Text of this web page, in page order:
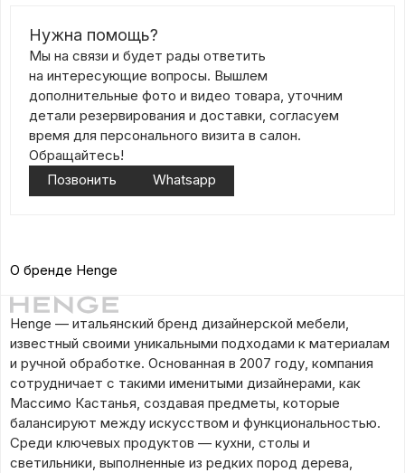
Нужна помощь?
Мы на связи и будет рады ответить
на интересующие вопросы. Вышлем
дополнительные фото и видео товара, уточним
детали резервирования и доставки, согласуем
время для персонального визита в салон.
Обращайтесь!
Позвонить
Whatsapp
О бренде Henge
Henge — итальянский бренд дизайнерской мебели,
известный своими уникальными подходами к материалам
и ручной обработке. Основанная в 2007 году, компания
сотрудничает с такими именитыми дизайнерами, как
Массимо Кастанья, создавая предметы, которые
балансируют между искусством и функциональностью.
Среди ключевых продуктов — кухни, столы и
светильники, выполненные из редких пород дерева,